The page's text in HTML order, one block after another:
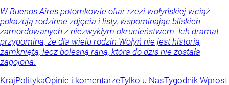
W Buenos Aires potomkowie ofiar rzezi wołyńskiej wciąż
pokazują rodzinne zdjęcia i listy, wspominając bliskich
zamordowanych z niezwykłym okrucieństwem. Ich dramat
przypomina, że dla wielu rodzin Wołyń nie jest historią
zamkniętą, lecz bolesną raną, która do dziś nie została
zagojona.
KrajPolitykaOpinie i komentarzeTylko u NasTygodnik Wprost